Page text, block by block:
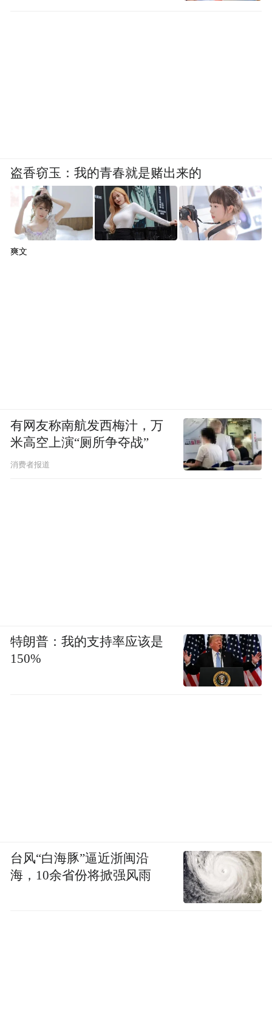
盗香窃玉：我的青春就是赌出来的
爽文
有网友称南航发西梅汁，万
米高空上演“厕所争夺战”
消费者报道
特朗普：我的支持率应该是
150%
台风“白海豚”逼近浙闽沿
海，10余省份将掀强风雨